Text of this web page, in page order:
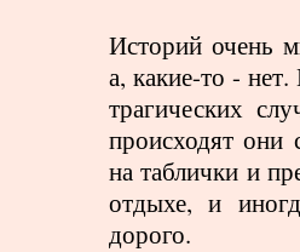
Историй очень
а, какие-то -
трагических
происходят
на таблички и
отдыхе, и
дорого.